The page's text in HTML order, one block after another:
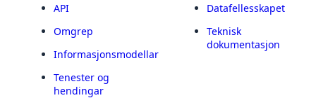
API
Omgrep
Informasjonsmodellar
Tenester og
hendingar
Datafellesskapet
Teknisk
dokumentasjon